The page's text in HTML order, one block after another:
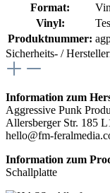
Format:
Vinyl:
Produktnummer:
Sicherheits- /
Information zum
Aggressive Punk
Allersberger Str. 185
hello@fm-
Information zum
Schallplatte